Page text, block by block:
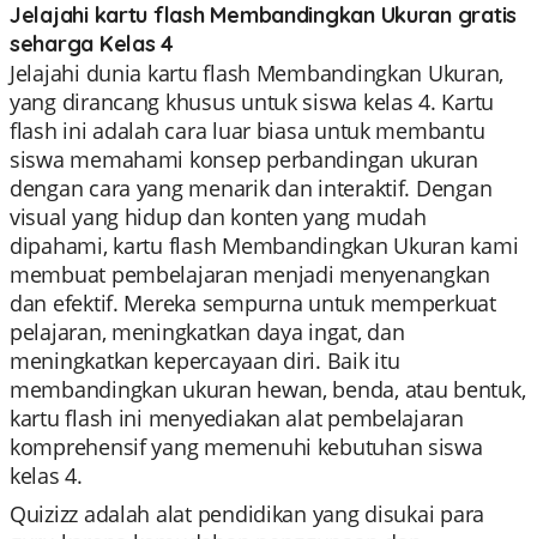
Jelajahi kartu flash Membandingkan Ukuran gratis
seharga Kelas 4
Jelajahi dunia kartu flash Membandingkan Ukuran,
yang dirancang khusus untuk siswa kelas 4. Kartu
flash ini adalah cara luar biasa untuk membantu
siswa memahami konsep perbandingan ukuran
dengan cara yang menarik dan interaktif. Dengan
visual yang hidup dan konten yang mudah
dipahami, kartu flash Membandingkan Ukuran kami
membuat pembelajaran menjadi menyenangkan
dan efektif. Mereka sempurna untuk memperkuat
pelajaran, meningkatkan daya ingat, dan
meningkatkan kepercayaan diri. Baik itu
membandingkan ukuran hewan, benda, atau bentuk,
kartu flash ini menyediakan alat pembelajaran
komprehensif yang memenuhi kebutuhan siswa
kelas 4.
Quizizz adalah alat pendidikan yang disukai para